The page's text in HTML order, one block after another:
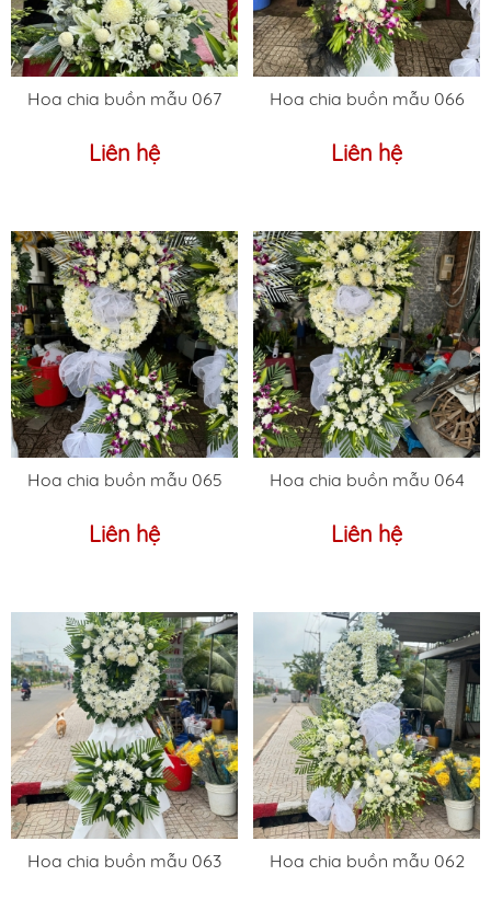
Hoa chia buồn mẫu 067
Liên hệ
Hoa chia buồn mẫu 066
Liên hệ
Hoa chia buồn mẫu 065
Liên hệ
Hoa chia buồn mẫu 064
Liên hệ
Hoa chia buồn mẫu 063 Hoa chia buồn mẫu 062